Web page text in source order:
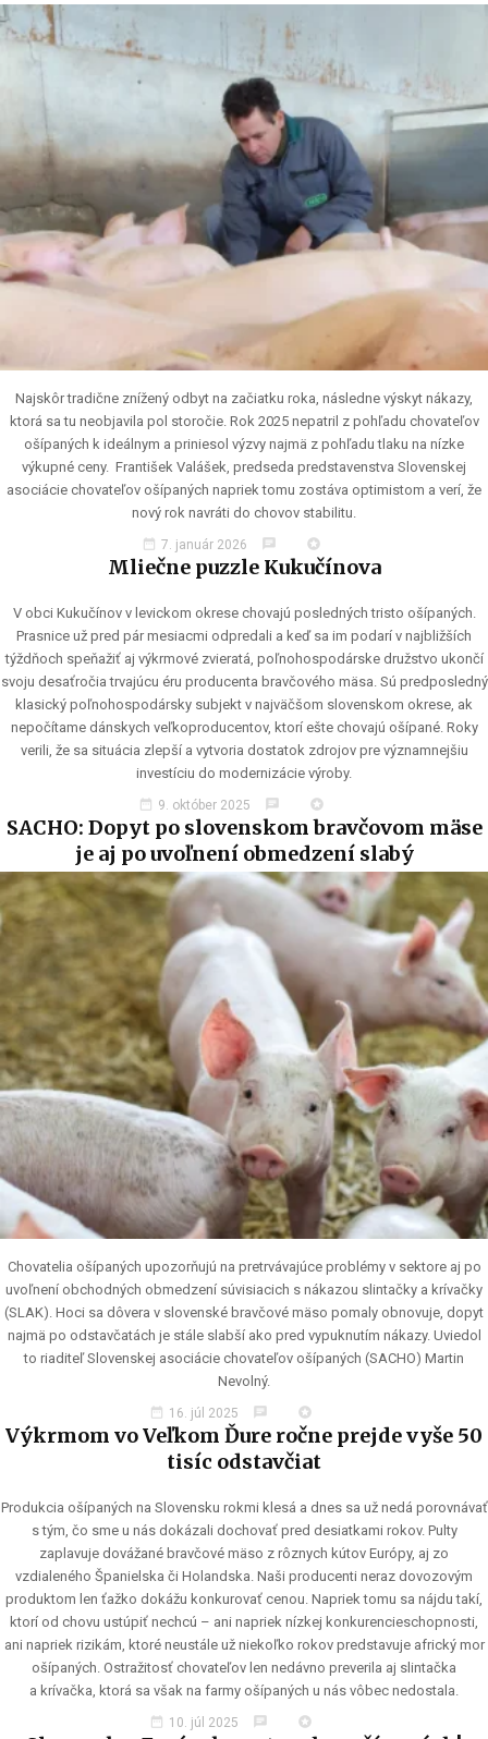
Najskôr tradične znížený odbyt na začiatku roka, následne výskyt nákazy,
ktorá sa tu neobjavila pol storočie. Rok 2025 nepatril z pohľadu chovateľov
ošípaných k ideálnym a priniesol výzvy najmä z pohľadu tlaku na nízke
výkupné ceny. František Valášek, predseda predstavenstva Slovenskej
asociácie chovateľov ošípaných napriek tomu zostáva optimistom a verí, že
nový rok navráti do chovov stabilitu.
date_range 7. január 2026 chat stars
Mliečne puzzle Kukučínova
V obci Kukučínov v levickom okrese chovajú posledných tristo ošípaných.
Prasnice už pred pár mesiacmi odpredali a keď sa im podarí v najbližších
týždňoch speňažiť aj výkrmové zvieratá, poľnohospodárske družstvo ukončí
svoju desaťročia trvajúcu éru producenta bravčového mäsa. Sú predposledný
klasický poľnohospodársky subjekt v najväčšom slovenskom okrese, ak
nepočítame dánskych veľkoproducentov, ktorí ešte chovajú ošípané. Roky
verili, že sa situácia zlepší a vytvoria dostatok zdrojov pre významnejšiu
investíciu do modernizácie výroby.
date_range 9. október 2025 chat stars
SACHO: Dopyt po slovenskom bravčovom mäse
je aj po uvoľnení obmedzení slabý
Chovatelia ošípaných upozorňujú na pretrvávajúce problémy v sektore aj po
uvoľnení obchodných obmedzení súvisiacich s nákazou slintačky a krívačky
(SLAK). Hoci sa dôvera v slovenské bravčové mäso pomaly obnovuje, dopyt
najmä po odstavčatách je stále slabší ako pred vypuknutím nákazy. Uviedol
to riaditeľ Slovenskej asociácie chovateľov ošípaných (SACHO) Martin
Nevolný.
date_range 16. júl 2025 chat stars
Výkrmom vo Veľkom Ďure ročne prejde vyše 50
tisíc odstavčiat
Produkcia ošípaných na Slovensku rokmi klesá a dnes sa už nedá porovnávať
s tým, čo sme u nás dokázali dochovať pred desiatkami rokov. Pulty
zaplavuje dovážané bravčové mäso z rôznych kútov Európy, aj zo
vzdialeného Španielska či Holandska. Naši producenti neraz dovozovým
produktom len ťažko dokážu konkurovať cenou. Napriek tomu sa nájdu takí,
ktorí od chovu ustúpiť nechcú – ani napriek nízkej konkurencieschopnosti,
ani napriek rizikám, ktoré neustále už niekoľko rokov predstavuje africký mor
ošípaných. Ostražitosť chovateľov len nedávno preverila aj slintačka
a krívačka, ktorá sa však na farmy ošípaných u nás vôbec nedostala.
date_range 10. júl 2025 chat stars